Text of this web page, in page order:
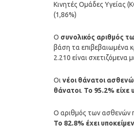
Κινητές Ομάδες Υγείας
(1,86%)
Ο συνολικός αριθμός
βάση τα επιβεβαιωμένα
2.210 είναι
Οι νέοι θάνατοι
θάνατοι. Το 95.2% είχε
Ο αριθμός των ασθενών
To 82.8% έχει